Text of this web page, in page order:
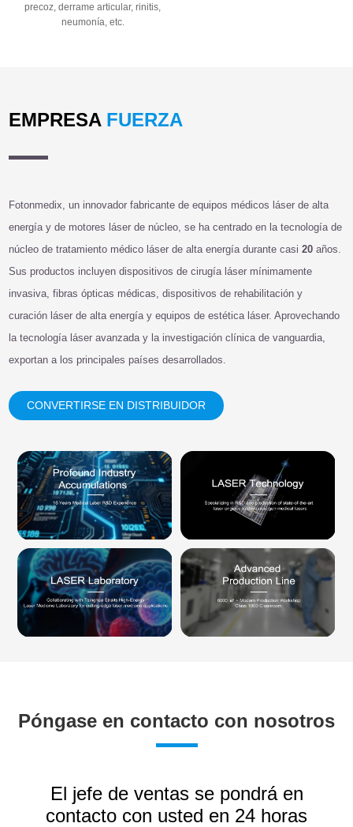
precoz, derrame articular, rinitis,
neumonía, etc.
EMPRESA FUERZA
Fotonmedix, un innovador fabricante de equipos médicos láser de alta
energía y de motores láser de núcleo, se ha centrado en la tecnología de
núcleo de tratamiento médico láser de alta energía durante casi20años.
Sus productos incluyen dispositivos de cirugía láser mínimamente
invasiva, fibras ópticas médicas, dispositivos de rehabilitación y
curación láser de alta energía y equipos de estética láser. Aprovechando
la tecnología láser avanzada y la investigación clínica de vanguardia,
exportan a los principales países desarrollados.
CONVERTIRSE EN DISTRIBUIDOR
Póngase en contacto con nosotros
El jefe de ventas se pondrá en
contacto con usted en 24 horas